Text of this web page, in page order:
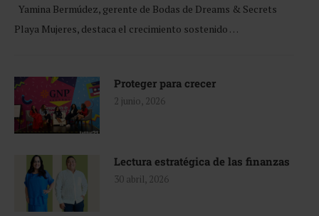
Yamina Bermúdez, gerente de Bodas de Dreams & Secrets
Playa Mujeres, destaca el crecimiento sostenido …
Proteger para crecer
2 junio, 2026
Lectura estratégica de las finanzas
30 abril, 2026